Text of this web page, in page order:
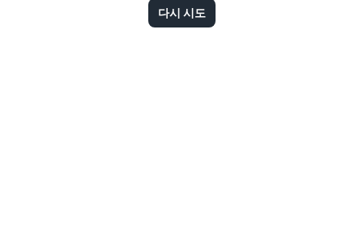
다시 시도